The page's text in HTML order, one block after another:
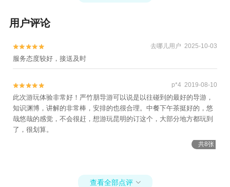
用户评论

 去哪儿用户 2025-10-03
服务态度较好，接送及时

 p*4 2019-08-10
此次游玩体验非常好！严竹朋导游可以说是以往碰到的最好的导游，
知识渊博，讲解的非常棒，安排的也很合理。中餐下午茶挺好的，悠
哉悠哉的感觉，不会很赶，想游玩昆明的订这个，大部分地方都玩到
了，很划算。
共8张
查看全部点评 